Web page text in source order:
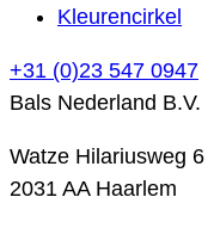
Kleurencirkel
+31 (0)23 547 0947
Bals Nederland B.V.
Watze Hilariusweg 6
2031 AA Haarlem